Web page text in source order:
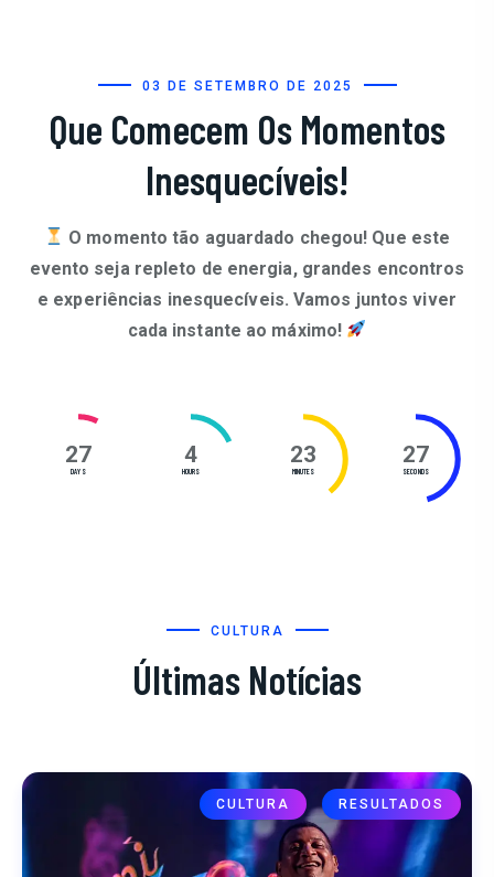
03 DE SETEMBRO DE 2025
Que Comecem Os Momentos
Inesquecíveis!
O momento tão aguardado chegou! Que este
evento seja repleto de energia, grandes encontros
e experiências inesquecíveis. Vamos juntos viver
cada instante ao máximo!
27
DAYS
4
HOURS
23
MINUTES
26
SECONDS
CULTURA
Últimas Notícias
CULTURA RESULTADOS